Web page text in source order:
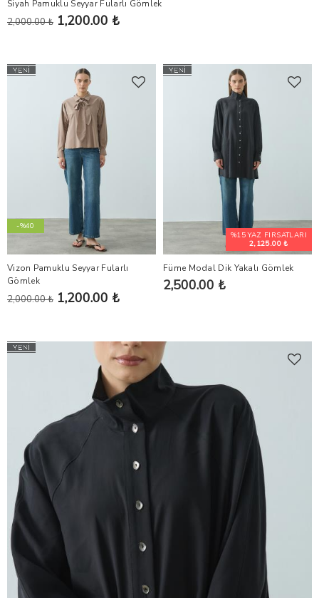
Siyah Pamuklu Seyyar Fularlı Gömlek
2,000.00 ₺ 1,200.00 ₺
-%40
Vizon Pamuklu Seyyar Fularlı
Gömlek
2,000.00 ₺ 1,200.00 ₺
%15 YAZ FIRSATLARI
2,125.00 ₺
Füme Modal Dik Yakalı Gömlek
2,500.00 ₺